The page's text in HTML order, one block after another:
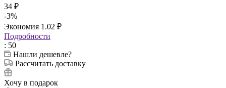
34 ₽
-3%
Экономия 1.02 ₽
Подробности
: 50
Нашли дешевле?
Рассчитать доставку
Хочу в подарок